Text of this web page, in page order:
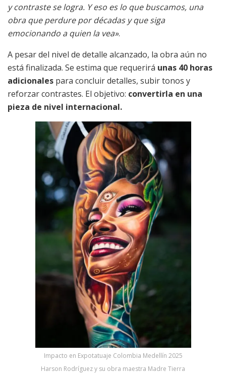
y contraste se logra. Y eso es lo que buscamos, una
obra que perdure por décadas y que siga
emocionando a quien la vea».
A pesar del nivel de detalle alcanzado, la obra aún no
está finalizada. Se estima que requerirá unas 40 horas
adicionales para concluir detalles, subir tonos y
reforzar contrastes. El objetivo: convertirla en una
pieza de nivel internacional.
Impacto en Expotatuaje Colombia Medellín 2025
Harson Rodríguez y su obra maestra Madre Tierra